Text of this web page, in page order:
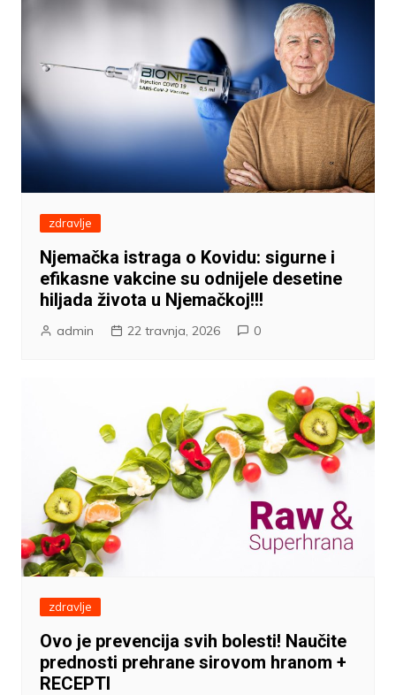
zdravlje
Njemačka istraga o Kovidu: sigurne i
efikasne vakcine su odnijele desetine
hiljada života u Njemačkoj!!!
admin 22 travnja, 2026 0
zdravlje
Ovo je prevencija svih bolesti! Naučite
prednosti prehrane sirovom hranom +
RECEPTI